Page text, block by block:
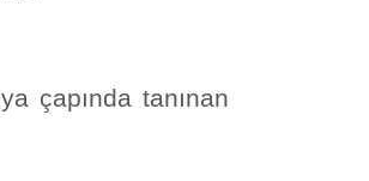
çapında tanınan